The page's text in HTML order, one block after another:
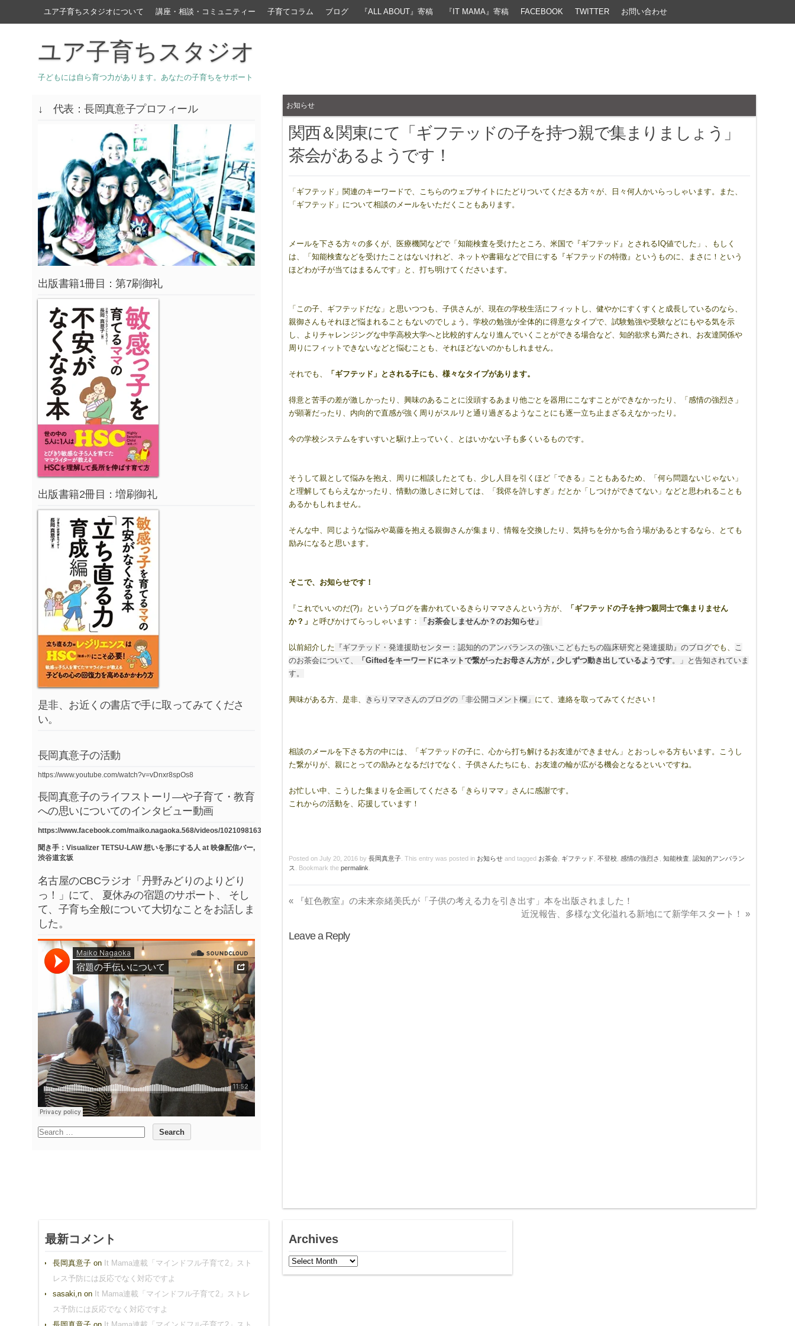
ユア子育ちスタジオについて 講座・相談・コミュニティー 子育てコラム ブログ 『ALL ABOUT』寄稿 『IT MAMA』寄稿 FACEBOOK TWITTER お問い合わせ
ユア子育ちスタジオ
子どもには自ら育つ力があります。あなたの子育ちをサポート
お知らせ
関西＆関東にて「ギフテッドの子を持つ親で集まりましょう」
茶会があるようです！
「ギフテッド」関連のキーワードで、こちらのウェブサイトにたどりついてくださる方々が、日々何人かいらっしゃいます。また、
「ギフテッド」について相談のメールをいただくこともあります。
メールを下さる方々の多くが、医療機関などで「知能検査を受けたところ、米国で『ギフテッド』とされるIQ値でした」、もしく
は、「知能検査などを受けたことはないけれど、ネットや書籍などで目にする『ギフテッドの特徴』というものに、まさに！という
ほどわが子が当てはまるんです」と、打ち明けてくださいます。
「この子、ギフテッドだな」と思いつつも、子供さんが、現在の学校生活にフィットし、健やかにすくすくと成長しているのなら、
親御さんもそれほど悩まれることもないのでしょう。学校の勉強が全体的に得意なタイプで、試験勉強や受験などにもやる気を示
し、よりチャレンジングな中学高校大学へと比較的すんなり進んでいくことができる場合など、知的欲求も満たされ、お友達関係や
周りにフィットできないなどと悩むことも、それほどないのかもしれません。
それでも、 「ギフテッド」とされる子にも、様々なタイプがあります。
得意と苦手の差が激しかったり、興味のあることに没頭するあまり他ごとを器用にこなすことができなかったり、「感情の強烈さ」
が顕著だったり、内向的で直感が強く周りがスルリと通り過ぎるようなことにも逐一立ち止まざるえなかったり。
今の学校システムをすいすいと駆け上っていく、とはいかない子も多くいるものです。
そうして親として悩みを抱え、周りに相談したとても、少し人目を引くほど「できる」こともあるため、「何ら問題ないじゃない」
と理解してもらえなかったり、情動の激しさに対しては、「我侭を許しすぎ」だとか「しつけができてない」などと思われることも
あるかもしれません。
そんな中、同じような悩みや葛藤を抱える親御さんが集まり、情報を交換したり、気持ちを分かち合う場があるとするなら、とても
励みになると思います。
そこで、お知らせです！
『これでいいのだ(?)』というブログを書かれているきらりママさんという方が、
「ギフテッドの子を持つ親同士で集まりません
か？」 と呼びかけてらっしゃいます： 「お茶会しませんか？のお知らせ」
以前紹介した 『ギフテッド・発達援助センター：認知的のアンバランスの強いこどもたちの臨床研究と発達援助』のブログでも、 こ
のお茶会について、
「Giftedをキーワードにネットで繋がったお母さん方が，少しずつ動き出しているようです。」と告知されていま
す。
興味がある方、是非、 きらりママさんのブログの「非公開コメント欄」 にて、連絡を取ってみてください！
相談のメールを下さる方の中には、「ギフテッドの子に、心から打ち解けるお友達ができません」とおっしゃる方もいます。こうし
た繋がりが、親にとっての励みとなるだけでなく、子供さんたちにも、お友達の輪が広がる機会となるといいですね。
お忙しい中、こうした集まりを企画してくださる「きらりママ」さんに感謝です。
これからの活動を、応援しています！
Posted on July 20, 2016 by 長岡真意子 . This entry was posted in お知らせ and tagged お茶会 ギフテッド ,不登校 ,感情の強烈さ ,知能検査 ,認知的アンバラン
ス
. Bookmark thepermalink
« 『虹色教室』の未来奈緒美氏が「子供の考える力を引き出す」本を出版されました！
近況報告、多様な文化溢れる新地にて新学年スタート！ »
Leave a Reply
↓ 代表：長岡真意子プロフィール
出版書籍1冊目：第7刷御礼
出版書籍2冊目：増刷御礼
是非、お近くの書店で手に取ってみてくださ
い。
長岡真意子の活動
https://www.youtube.com/watch?v=vDnxr8spOs8
長岡真意子のライフストーリ―や子育て・教育
への思いについてのインタビュー動画
https://www.facebook.com/maiko.nagaoka.568/videos/10210981638417544/
聞き手：Visualizer TETSU-LAW 想いを形にする人 at 映像配信バー,
渋谷道玄坂
名古屋のCBCラジオ「丹野みどりのよりどり
っ！」にて、 夏休みの宿題のサポート、 そし
て、子育ち全般について大切なことをお話しま
した。
最新コメント
長岡真意子 on It Mama連載「マインドフル子育て2」スト
レス予防には反応でなく対応ですよ
sasaki,n on It Mama連載「マインドフル子育て2」ストレ
ス予防には反応でなく対応ですよ
Archives